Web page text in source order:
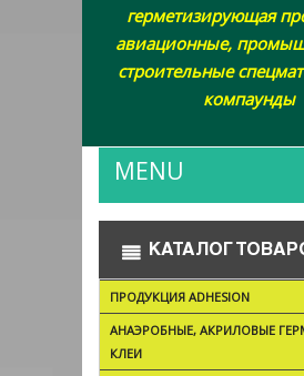
герметизирующая
авиационные,
строительные
компаунды
КАТАЛОГ
ПРОДУКЦИЯ ADHESION
АНАЭРОБНЫЕ, АКРИЛОВЫЕ
КЛЕИ